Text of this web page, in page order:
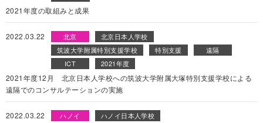
2021年度の取組みと成果
2022.03.22 北京
北京日本人学校
筑波大学附属特別支援学校
特別支援
遠隔
ICT
2021年度
2021年度12月 北京日本人学校への筑波大学附属大塚特別支援学校による
遠隔でのコンサルテーションの実施
2022.03.22 ハノイ
ハノイ日本人学校